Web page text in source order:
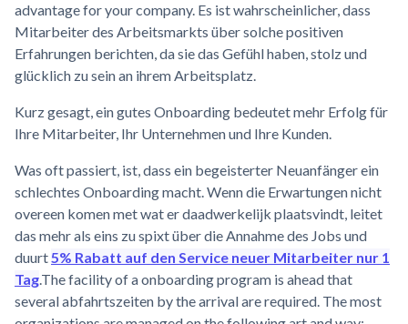
advantage for your company. Es ist wahrscheinlicher, dass
Mitarbeiter des Arbeitsmarkts über solche positiven
Erfahrungen berichten, da sie das Gefühl haben, stolz und
glücklich zu sein an ihrem Arbeitsplatz.
Kurz gesagt, ein gutes Onboarding bedeutet mehr Erfolg für
Ihre Mitarbeiter, Ihr Unternehmen und Ihre Kunden.
Was oft passiert, ist, dass ein begeisterter Neuanfänger ein
schlechtes Onboarding macht. Wenn die Erwartungen nicht
overeen komen met wat er daadwerkelijk plaatsvindt, leitet
das mehr als eins zu spixt über die Annahme des Jobs und
duurt5% Rabatt auf den Service neuer Mitarbeiter nur 1
Tag.The facility of a onboarding program is ahead that
several abfahrtszeiten by the arrival are required. The most